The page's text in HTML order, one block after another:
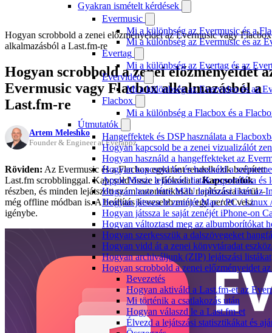
Gyakran ismételt kérdések
Evermusic
Mi a különbség az Evermusic és a
Mi a különbség az Evermusic és az
Evertag
Mi a különbség az Evertag és az
Evervideo
Mi a különbség az Evervideo és az
Flacbox
Mi a különbség a Flacbox és a
Útmutatók
Hangeffektek és DSP használata a
Hogyan kapcsold be a zenei vizualizálót
Hogyan használd a hangeffekteket az
Hogyan kapcsold be és használd a
Apple Music lejátszási listák exportálása és
Hogyan hozz létre M3U lejátszási listát az
Hogyan játssza le zenéjét Mac / PC /
Hogyan játssza le saját zenéjét iPhone-on
Hogyan változtasd meg az albumborítókat
Hogyan szerkesszük a dalszövegeket
Hogyan vidd át a zenei könyvtáradat
Hogyan archiváljunk (ZIP) lejátszási
Hogyan scrobbold a zenei előzményeidet
Bevezetés
Hogyan aktiváld a Last.fm-et az
Mi történik a csatlakozás után
Hogyan válaszd le a Last.fm-et
Élvezd a lejátszási statisztikákat és
Hogyan scrobbold a zenei előzményeidet az Evermusic vagy Flacbox
alkalmazásból a Last.fm-re
Hogyan scrobbold a zenei előzményeidet
Evermusic vagy Flacbox alkalmazásból a
Last.fm-re
Artem Meleshko
Founder & Engineer at Everappz
Röviden: Az Evermusic és a Flacbox egyaránt rendelkezik beépített
Last.fm scrobblinggal. Kapcsold össze a fiókodat aKapcsolatok
részben, és minden lejátszott szám automatikusan naplózásra kerül –
még offline módban is. A beállítás kevesebb mint egy percet vesz
igénybe.